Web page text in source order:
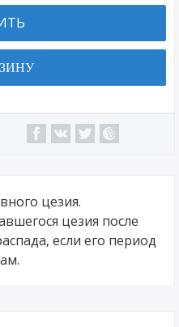
цезия.
цезия после
если его период